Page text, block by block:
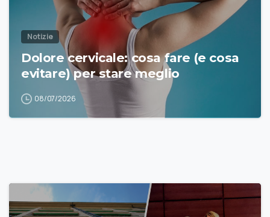
Notizie
Dolore cervicale: cosa fare (e cosa
evitare) per stare meglio
08/07/2026